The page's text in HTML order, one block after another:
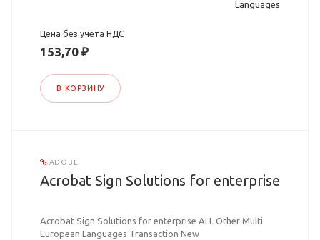
Languages
Цена без учета НДС
153,70 ₽
В КОРЗИНУ
ADOBE
Acrobat Sign Solutions for enterprise
Acrobat Sign Solutions for enterprise ALL Other Multi
European Languages Transaction New